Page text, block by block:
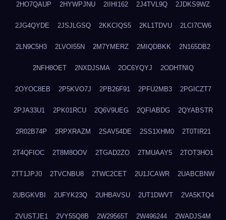
2HO7QAUP 2HYWPJNU 2IIHI162 2J4TVL9Q 2JDKS9WZ
2JG4QYDE 2JSJLGSQ 2KKCIQS5 2KL1TDVU 2LCI7CW6
2LN9C5H3 2LVOI55N 2M7YMERZ 2MIQDBKK 2N165DB2
2NFH8OET 2NXDJSMA 2OC6YQYJ 2ODHTNIQ
2OYOC8EB 2P5KVO7J 2PB26F91 2PFU2MB3 2PGICZT7
2PJA33U1 2PK01RCU 2Q6V9UEG 2QFIABDG 2QYABSTR
2R02B74P 2RPXRAZM 2SAV54DE 2SS1XHM0 2T0TIR21
2T4QFIOC 2T8M8OOV 2TGAD2ZO 2TMUAAY5 2TOT3HO1
2TT1JPJ0 2TVCNBU8 2TWC2CET 2U1JCAWR 2UABCBNW
2UBGKVBI 2UFYK23Q 2UHBAVSU 2UT1DWVT 2VA5KTQ4
2VUSTJE1 2VY55Q8B 2W29565T 2W496244 2WADJS4M